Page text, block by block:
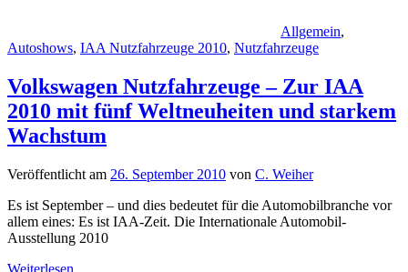
Allgemein,
Autoshows, IAA Nutzfahrzeuge 2010, Nutzfahrzeuge
Volkswagen Nutzfahrzeuge – Zur IAA
2010 mit fünf Weltneuheiten und starkem
Wachstum
Veröffentlicht am 26. September 2010 von C. Weiher
Es ist September – und dies bedeutet für die Automobilbranche vor
allem eines: Es ist IAA-Zeit. Die Internationale Automobil-
Ausstellung 2010